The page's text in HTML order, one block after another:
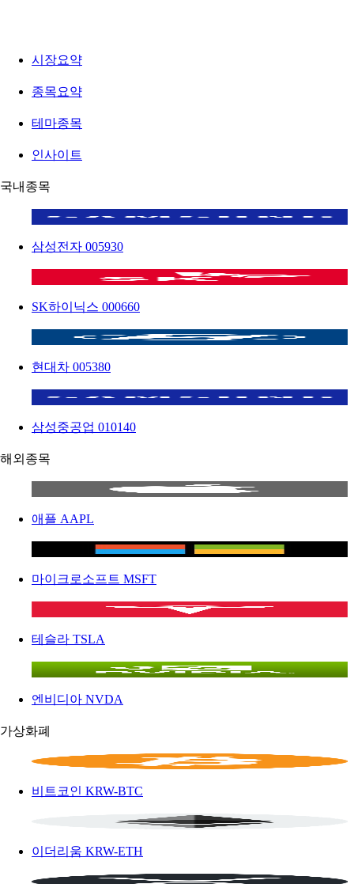
시장요약
종목요약
테마종목
인사이트
국내종목
삼성전자 005930
SK하이닉스 000660
현대차 005380
삼성중공업 010140
해외종목
애플 AAPL
마이크로소프트 MSFT
테슬라 TSLA
엔비디아 NVDA
가상화폐
비트코인 KRW-BTC
이더리움 KRW-ETH